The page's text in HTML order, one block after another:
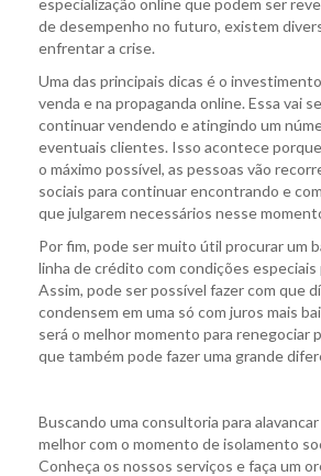
de desempenho no futuro, existem
enfrentar a crise.
Uma das principais dicas é o
venda e na propaganda online. Essa vai
continuar vendendo e atingindo um
eventuais clientes. Isso acontece
o máximo possível, as pessoas vão
sociais para continuar encontrando e
que julgarem necessários nesse
Por fim, pode ser muito útil procurar um
linha de crédito com condições especiais
Assim, pode ser possível fazer com que
condensem em uma só com juros mais
será o melhor momento para renegociar
que também pode fazer uma grande
Buscando uma consultoria para
melhor com o momento de isolamento
Conheça os nossos serviços e faça um